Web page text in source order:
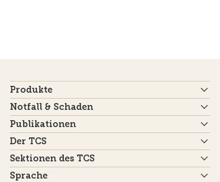
Produkte
Notfall & Schaden
Publikationen
Der TCS
Sektionen des TCS
Sprache